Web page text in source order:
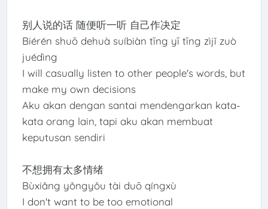
别人说的话 随便听一听 自己作决定
Biérén shuō dehuà suíbiàn tīng yī tīng zìjǐ zuò
juédìng
I will casually listen to other people's words, but
make my own decisions
Aku akan dengan santai mendengarkan kata-
kata orang lain, tapi aku akan membuat
keputusan sendiri
不想拥有太多情绪
Bùxiǎng yǒngyǒu tài duō qíngxù
I don't want to be too emotional